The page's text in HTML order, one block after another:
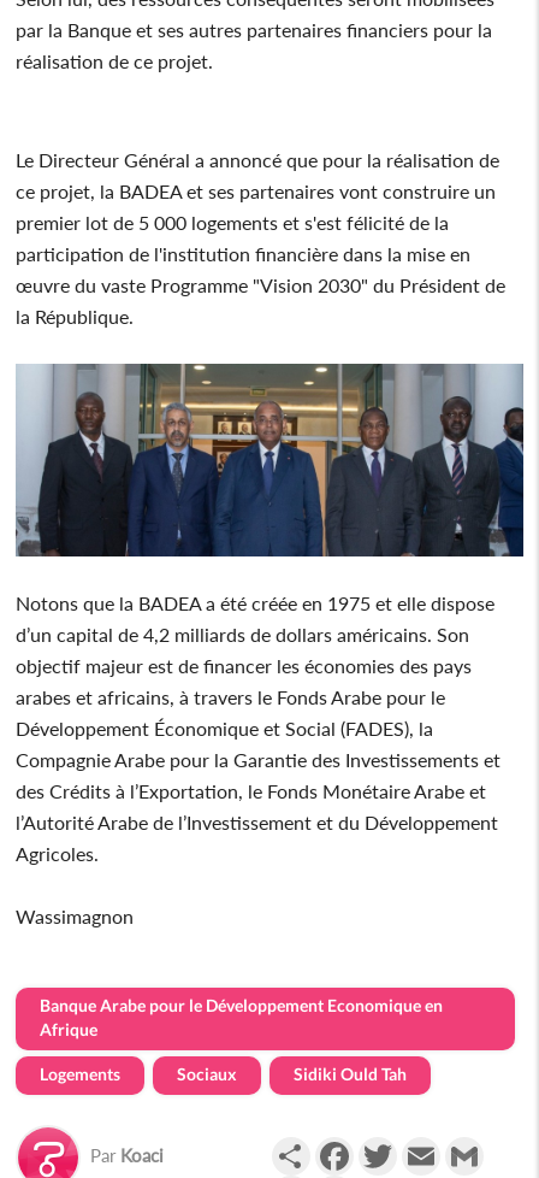
par la Banque et ses autres partenaires financiers pour la
réalisation de ce projet.
Le Directeur Général a annoncé que pour la réalisation de
ce projet, la BADEA et ses partenaires vont construire un
premier lot de 5 000 logements et s'est félicité de la
participation de l'institution financière dans la mise en
œuvre du vaste Programme "Vision 2030" du Président de
la République.
Notons que la BADEA a été créée en 1975 et elle dispose
d’un capital de 4,2 milliards de dollars américains. Son
objectif majeur est de financer les économies des pays
arabes et africains, à travers le Fonds Arabe pour le
Développement Économique et Social (FADES), la
Compagnie Arabe pour la Garantie des Investissements et
des Crédits à l’Exportation, le Fonds Monétaire Arabe et
l’Autorité Arabe de l’Investissement et du Développement
Agricoles.
Wassimagnon
Banque Arabe pour le Développement Economique en
Afrique
Logements Sociaux Sidiki Ould Tah
Par Koaci PartagerFacebookTwitterEmail